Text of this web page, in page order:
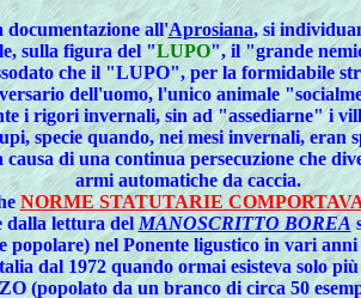
documentazione all'Aprosiana, si
sulla figura del "LUPO", il "grande
che il "LUPO", per la formidabile
dell'uomo, l'unico animale
i rigori invernali, sin ad "assediarne" i
specie quando, nei mesi invernali,
di una continua persecuzione che
armi automatiche da caccia.
NORME STATUTARIE
dalla lettura del MANOSCRITTO BOREA
popolare) nel Ponente ligustico in vari anni
dal 1972 quando ormai esisteva solo
(popolato da un branco di circa 50